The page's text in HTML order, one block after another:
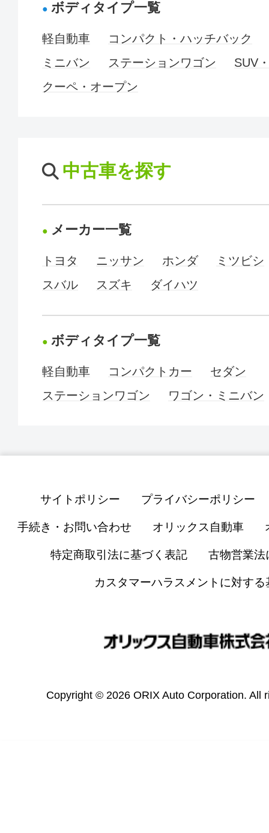
ボディタイプ一覧
軽自動車
コンパクト・ハッチバック
ミニバン
ステーションワゴン
SUV
クーペ・オープン
中古車を探す
メーカー一覧
トヨタ ニッサン ホンダ
ミツビシ
スバル
スズキ ダイハツ
ボディタイプ一覧
軽自動車 コンパクトカー
セダン
ステーションワゴン
ワゴン・ミニバン
サイトポリシー プライバシーポリシー
手続き・お問い合わせ オリックス自動車
特定商取引法に基づく表記 古物営業法
カスタマーハラスメントに対する
Copyright © 2026 ORIX Auto Corporation. All